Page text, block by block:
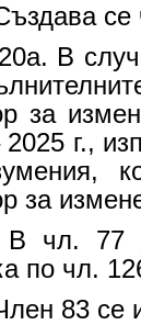
се
В
за
2025 г.,
за
В чл. 77
по чл.
83 се